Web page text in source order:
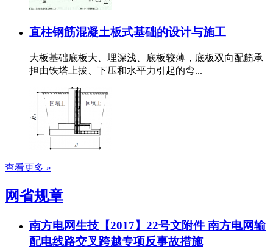
直柱钢筋混凝土板式基础的设计与施工
大板基础底板大、埋深浅、底板较薄，底板双向配筋承
担由铁塔上拔、下压和水平力引起的弯...
查看更多 »
网省规章
南方电网生技【2017】22号文附件 南方电网输
配电线路交叉跨越专项反事故措施